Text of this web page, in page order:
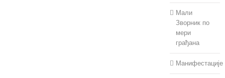
Мали
Зворник по
мери
грађана
Манифестације